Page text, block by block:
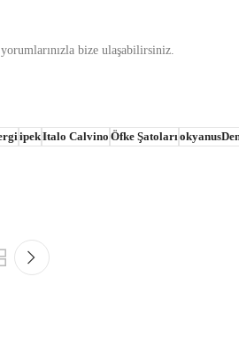
bize ulaşabilirsiniz.
ipekItalo Calvino Öfke Şatoları